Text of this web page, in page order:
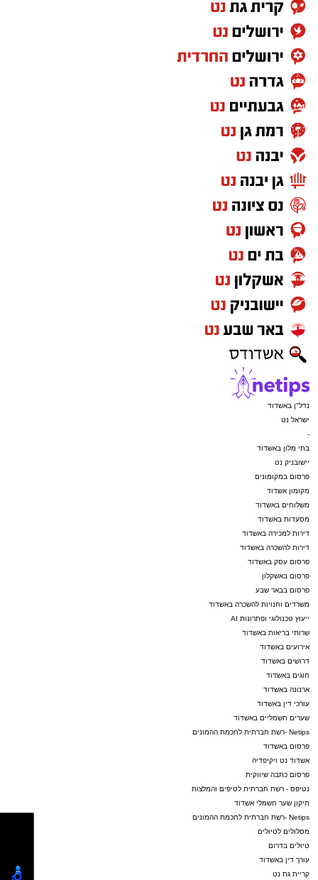
בעקבות האירוע, בארגון "ידידים" שבים ופונים
להורים בקריאה חד-משמעית להקפיד לשאת
עליהם את מפתח הרכב בכל רגע נתון ולא
להשאירו בידי ילדים קטנים ללא השגחה. במקרה
חירום של נעילת רכב, יש ליצור קשר מיידי עם
מוקד ידידים בטלפון
מעוניינים להגיב? לדווח ? צרו איתנו קשר במייל -
ASHDODS@ISNET.CO.IL
נדל"ן באשדוד
ישראל נט
-
בתי מלון באשדוד
יישובניק נט
פרסום במקומונים
מקומון אשדוד
משלוחים באשדוד
מסעדות באשדוד
דירות למכירה באשדוד
דירות להשכרה באשדוד
פרסום עסק באשדוד
פרסום באשקלון
פרסום בבאר שבע
משרדים וחנויות להשכרה באשדוד
ייעוץ טכנולוגי ופתרונות AI
שרותי בריאות באשדוד
אירועים באשדוד
דרושים באשדוד
חוגים באשדוד
ארנונה באשדוד
עורכי דין באשדוד
שערים חשמליים באשדוד
Netips -רשת חברתית לחכמת ההמונים
פרסום באשדוד
אשדוד נט ויקיפדיה
פרסום כתבה שיווקית
נטיפס - רשת חברתית לטיפים והמלצות
תיקון שער חשמלי אשדוד
Netips -רשת חברתית לחכמת ההמונים
מסלולים לטיולים
טיולים בדרום
עורך דין באשדוד
קריית גת נט